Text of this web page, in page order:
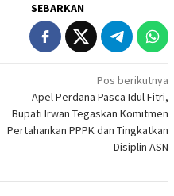
SEBARKAN
Pos berikutnya
Apel Perdana Pasca Idul Fitri,
Bupati Irwan Tegaskan Komitmen
Pertahankan PPPK dan Tingkatkan
Disiplin ASN